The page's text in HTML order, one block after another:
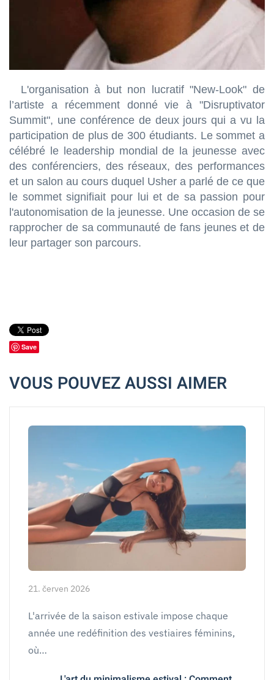
L'organisation à but non lucratif "New-Look" de
l’artiste a récemment donné vie à "Disruptivator
Summit", une conférence de deux jours qui a vu la
participation de plus de 300 étudiants. Le sommet a
célébré le leadership mondial de la jeunesse avec
des conférenciers, des réseaux, des performances
et un salon au cours duquel Usher a parlé de ce que
le sommet signifiait pour lui et de sa passion pour
l'autonomisation de la jeunesse. Une occasion de se
rapprocher de sa communauté de fans jeunes et de
leur partager son parcours.
Save
VOUS POUVEZ AUSSI AIMER
21. červen 2026
L'arrivée de la saison estivale impose chaque
année une redéfinition des vestiaires féminins,
où…